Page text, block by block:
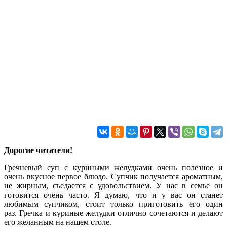
Дорогие читатели!
Гречневый суп с куриными желудками очень полезное и
очень вкусное первое блюдо. Супчик получается ароматным,
не жирным, съедается с удовольствием. У нас в семье он
готовится очень часто. Я думаю, что и у вас он станет
любимым супчиком, стоит только приготовить его один
раз. Гречка и куриные желудки отлично сочетаются и делают
его желанным на нашем столе.